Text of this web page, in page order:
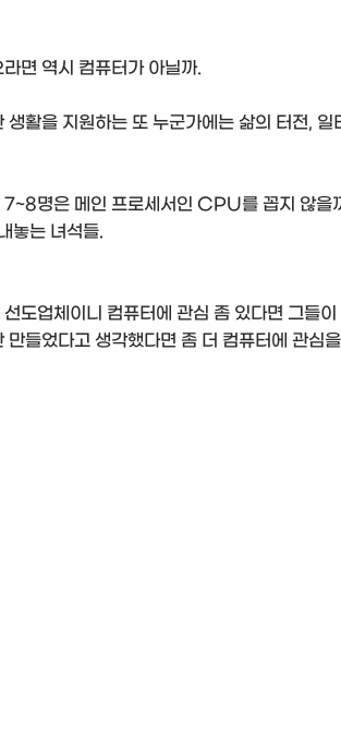
면 역시 컴퓨터가 아닐까.
활을 지원하는 또 누군가에는 삶의 터전, 일
7~8명은 메인 프로세서인 CPU를 꼽지 않을
놓는 녀석들.
도업체이니 컴퓨터에 관심 좀 있다면 그들이
들었다고 생각했다면 좀 더 컴퓨터에 관심